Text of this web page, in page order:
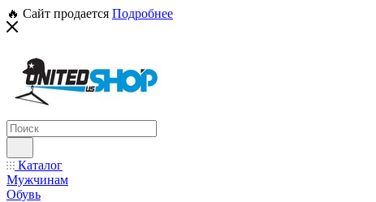
🔥 Сайт продается Подробнее
Каталог
Мужчинам
Обувь